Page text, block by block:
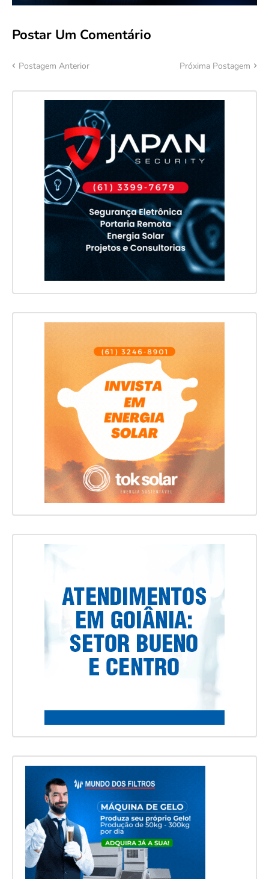
Postar Um Comentário
Postagem Anterior Próxima Postagem